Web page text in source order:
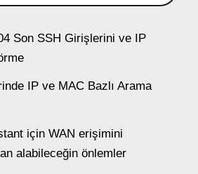
Son SSH Girişlerini ve IP
IP ve MAC Bazlı Arama
için WAN erişimini
alabileceğin önlemler